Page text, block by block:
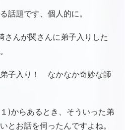
題です、個人的に。
んが関さんに弟子入りした
子入り！ なかなか奇妙な師
)からあるとき、そういった弟
とお話を伺ったんですよね。